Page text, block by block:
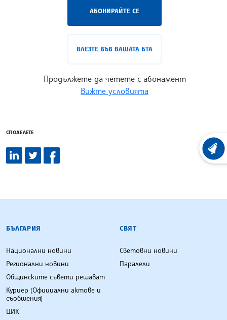
АБОНИРАЙТЕ СЕ
ВЛЕЗТЕ ВЪВ ВАШАТА БТА
Продължете да четете с абонамент
Вижте условията
СПОДЕЛЕТЕ
БЪЛГАРСКА ТЕЛЕГРАФНА АГЕНЦИЯ
БЪЛГАРИЯ
Национални новини
Регионални новини
Общинските съвети решават
Куриер (Официални актове и
съобщения)
ЦИК
СВЯТ
Световни новини
Паралели